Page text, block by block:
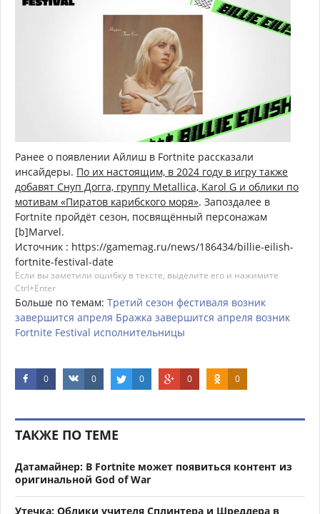
Ранее о появлении Айлиш в Fortnite рассказали
инсайдеры. По их настоящим, в 2024 году в игру также
добавят Снуп Догга, группу Metallica, Karol G и облики по
мотивам «Пиратов карибского моря». Запоздалее в
Fortnite пройдёт сезон, посвящённый персонажам
[b]Marvel.
Источник : https://gamemag.ru/news/186434/billie-eilish-
fortnite-festival-date
Если вы заметили ошибку в тексте, выделите его и нажимите
Ctrl+Enter
Больше по темам: Третий сезон фестиваля возник
завершится апреля Бражка завершится апреля возник
Fortnite Festival исполнительницы
0 0 0 0 0
ТАКЖЕ ПО ТЕМЕ
Датамайнер: В Fortnite может появиться контент из
оригинальной God of War
Утечка: Облики учителя Сплинтера и Шреддера в